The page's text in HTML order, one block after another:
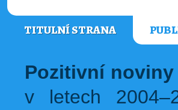
TITULNÍ STRANA
Pozitivní
v letech